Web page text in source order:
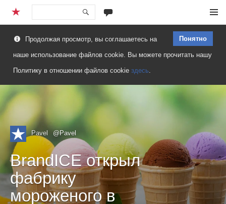
Перейти
содержимому
Понятно
Продолжая просмотр, вы соглашаетесь на
наше использование файлов cookie. Вы можете прочитать нашу
Политику в отношении файлов cookie здесь.
Pavel @Pavel
BrandICE открыл
фабрику
мороженого в